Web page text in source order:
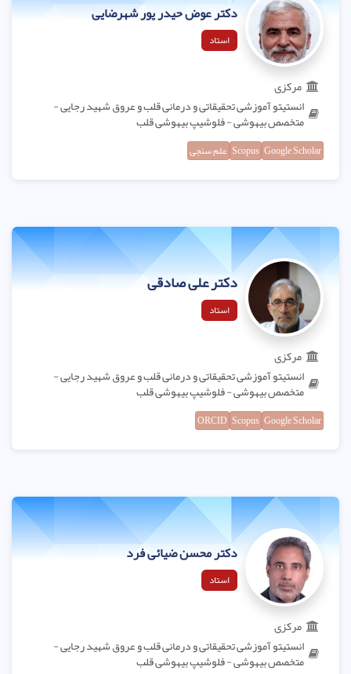
دکتر عوض حیدر پور شهرضایی
استاد
مرکزی
انستیتو آموزشی تحقیقاتی و درمانی قلب و عروق شهید رجایی -
متخصص بیهوشی - فلوشیپ بیهوشی قلب
Google Scholar
Scopus علم سنجی
دکتر علی صادقی
استاد
مرکزی
انستیتو آموزشی تحقیقاتی و درمانی قلب و عروق شهید رجایی -
متخصص بیهوشی - فلوشیپ بیهوشی قلب
Google Scholar
Scopus
ORCID
دکتر محسن ضیائی فرد
استاد
مرکزی
انستیتو آموزشی تحقیقاتی و درمانی قلب و عروق شهید رجایی -
متخصص بیهوشی - فلوشیپ بیهوشی قلب